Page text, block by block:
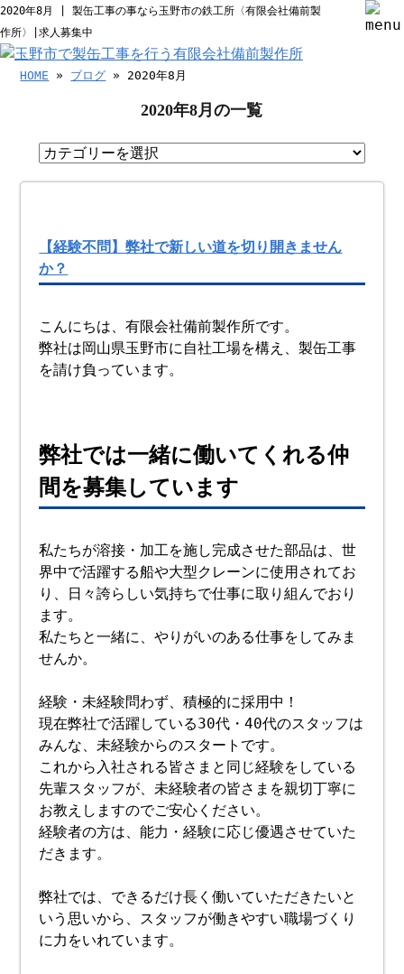
2020年8月 | 製缶工事の事なら玉野市の鉄工所〈有限会社備前製
作所〉|求人募集中
HOME » ブログ » 2020年8月
2020年8月の一覧
【経験不問】弊社で新しい道を切り開きません
か？
こんにちは、有限会社備前製作所です。
弊社は岡山県玉野市に自社工場を構え、製缶工事
を請け負っています。
弊社では一緒に働いてくれる仲
間を募集しています
私たちが溶接・加工を施し完成させた部品は、世
界中で活躍する船や大型クレーンに使用されてお
り、日々誇らしい気持ちで仕事に取り組んでおり
ます。
私たちと一緒に、やりがいのある仕事をしてみま
せんか。
経験・未経験問わず、積極的に採用中！
現在弊社で活躍している30代・40代のスタッフは
みんな、未経験からのスタートです。
これから入社される皆さまと同じ経験をしている
先輩スタッフが、未経験者の皆さまを親切丁寧に
お教えしますのでご安心ください。
経験者の方は、能力・経験に応じ優遇させていた
だきます。
弊社では、できるだけ長く働いていただきたいと
いう思いから、スタッフが働きやすい職場づくり
に力をいれています。